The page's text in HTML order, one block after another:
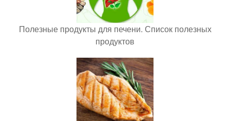
Полезные продукты для печени. Список полезных
продуктов